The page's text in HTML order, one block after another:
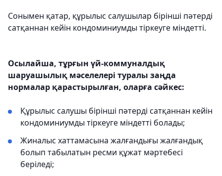
Сонымен қатар, құрылыс салушылар бірінші пәтерді
сатқаннан кейін кондоминиумды тіркеуге міндетті.
Осылайша, тұрғын үй-коммуналдық
шаруашылық мәселелері туралы заңда
нормалар қарастырылған, оларға сәйкес:
Құрылыс салушы бірінші пәтерді сатқаннан кейін
кондоминиумды тіркеуге міндетті болады;
Жиналыс хаттамасына жалғандығы жалғандық
болып табылатын ресми құжат мәртебесі
беріледі;